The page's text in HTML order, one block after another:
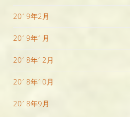
2019年2月
2019年1月
2018年12月
2018年10月
2018年9月